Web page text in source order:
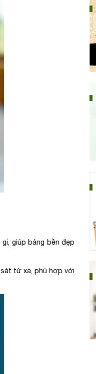
giúp bảng bền đẹp
sát từ xa, phù hợp với